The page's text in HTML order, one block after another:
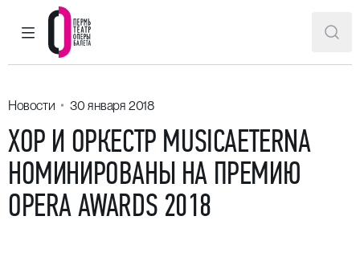
ГЛАВНОЕ МЕНЮ
Пермский театр оперы и балета
Новости 30 января 2018
ХОР И ОРКЕСТР MUSICAETERNA
НОМИНИРОВАНЫ НА ПРЕМИЮ
OPERA AWARDS 2018